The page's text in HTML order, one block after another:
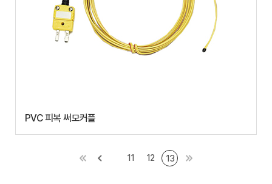
PVC 피복 써모커플
11 12 13